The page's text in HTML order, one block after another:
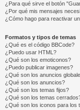
¿Para qué sirve el botón
¿Por qué mis mensajes
¿Cómo hago para reactivar
Formatos y tipos de temas
¿Qué es el código BBCode?
¿Puedo usar HTML?
¿Qué son los emoticonos?
¿Puedo publicar imagenes?
¿Qué son los anuncios
¿Qué son los anuncios?
¿Qué son los temas fijos?
¿Qué son los temas
¿Qué son los iconos para los